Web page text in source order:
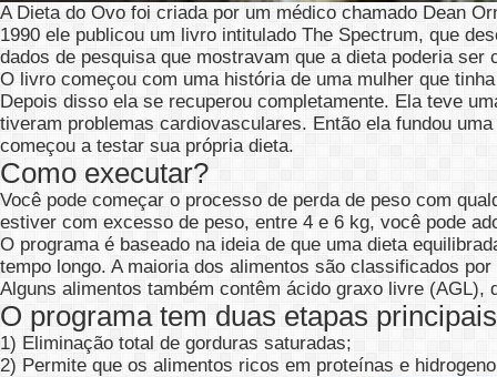
A Dieta do Ovo foi criada por um médico chamado Dean
1990 ele publicou um livro intitulado The Spectrum, que
dados de pesquisa que mostravam que a dieta poderia ser
O livro começou com uma história de uma mulher que
Depois disso ela se recuperou completamente. Ela teve
tiveram problemas cardiovasculares. Então ela fundou
começou a testar sua própria dieta.
Como executar?
Você pode começar o processo de perda de peso com
estiver com excesso de peso, entre 4 e 6 kg, você pode
O programa é baseado na ideia de que uma dieta
tempo longo. A maioria dos alimentos são classificados
Alguns alimentos também contêm ácido graxo livre (AGL),
O programa tem duas etapas
1) Eliminação total de gorduras saturadas;
2) Permite que os alimentos ricos em proteínas e